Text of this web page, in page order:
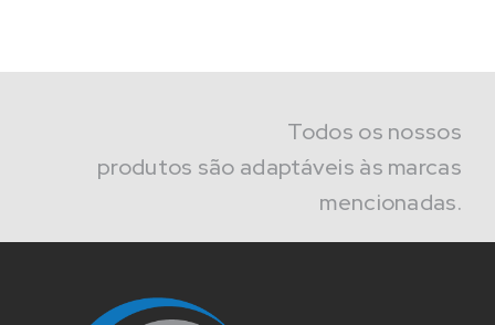
Todos os nossos
produtos são adaptáveis às marcas
mencionadas.